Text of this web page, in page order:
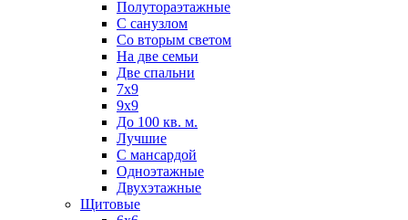
Полутораэтажные
С санузлом
Со вторым светом
На две семьи
Две спальни
7х9
9х9
До 100 кв. м.
Лучшие
С мансардой
Одноэтажные
Двухэтажные
Щитовые